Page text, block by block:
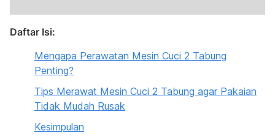
Daftar Isi:
Mengapa Perawatan Mesin Cuci 2 Tabung
Penting?
Tips Merawat Mesin Cuci 2 Tabung agar Pakaian
Tidak Mudah Rusak
Kesimpulan